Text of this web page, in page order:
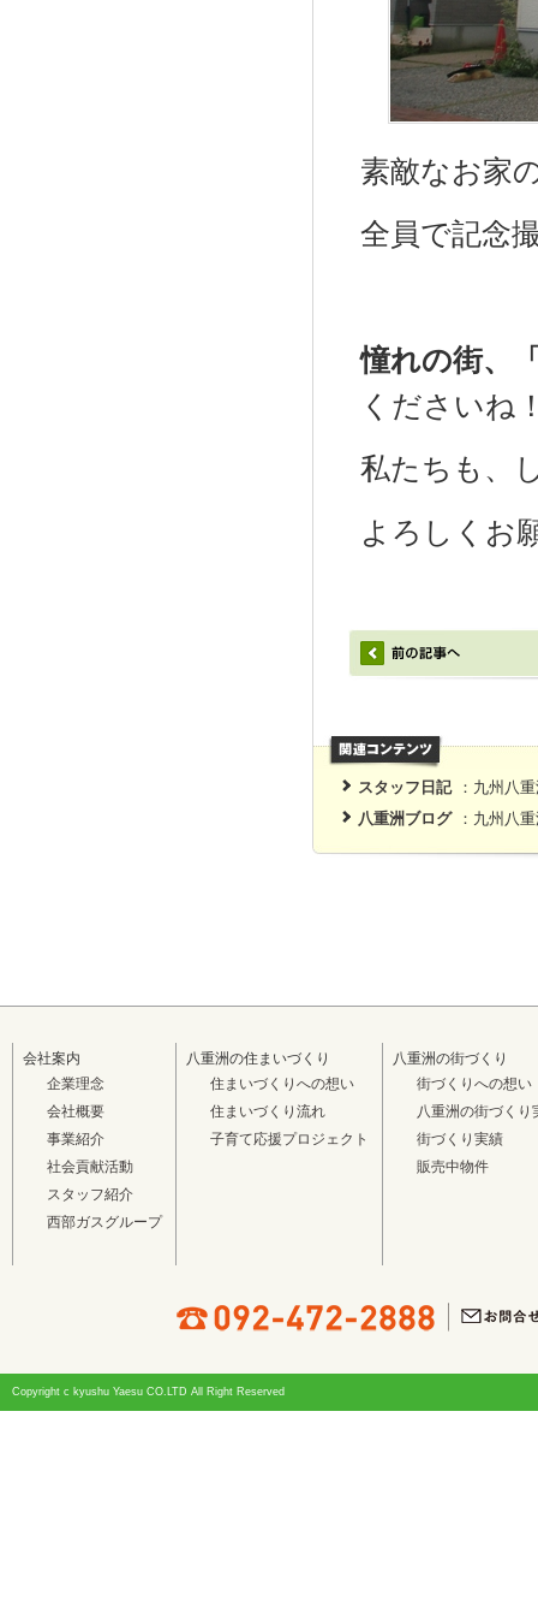
素敵なお家
全員で記念
憧れの街、
くださいね
私たちも、
よろしくお
スタッフ日記
：九州八
八重洲ブログ
：九州八
会社案内
企業理念
会社概要
事業紹介
社会貢献活動
スタッフ紹介
西部ガスグループ
八重洲の住まいづくり
住まいづくりへの想い
住まいづくり流れ
子育て応援プロジェクト
八重洲の街づくり
街づくりへの想い
八重洲の街づくり
街づくり実績
販売中物件
Copyright c kyushu Yaesu CO.LTD All Right Reserved